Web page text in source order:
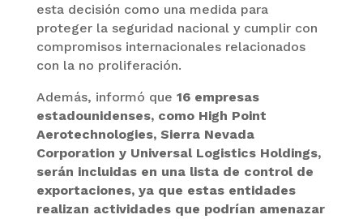
esta decisión como una medida para
proteger la seguridad nacional y cumplir con
compromisos internacionales relacionados
con la no proliferación.
Además, informó que 16 empresas
estadounidenses, como High Point
Aerotechnologies, Sierra Nevada
Corporation y Universal Logistics Holdings,
serán incluidas en una lista de control de
exportaciones, ya que estas entidades
realizan actividades que podrían amenazar